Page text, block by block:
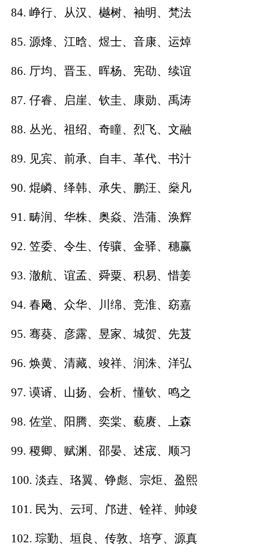
84. 峥行、从汉、樾树、袖明、梵法
85. 源烽、江晗、煜士、音康、运焯
86. 厅均、晋玉、晖杨、宪劭、续谊
87. 仔睿、启崖、钦圭、康勋、禹涛
88. 丛光、祖绍、奇瞳、烈飞、文融
89. 见宾、前承、自丰、革代、书汁
90. 焜嶙、绎韩、承失、鹏汪、燊凡
91. 畴润、华株、奥焱、浩蒲、涣辉
92. 笠委、令生、传骧、金驿、穗赢
93. 澈航、谊孟、舜粟、积易、惜姜
94. 春飏、众华、川绵、竞淮、窈嘉
95. 骞葵、彦露、昱家、城贺、先芨
96. 焕黄、清藏、竣祥、润洙、洋弘
97. 谟谞、山扬、会析、懂钦、鸣之
98. 佐堂、阳腾、奕棠、藐赓、上森
99. 稷卿、赋渊、邵晏、述宬、顺习
100. 淡垚、珞翼、铮彪、宗炬、盈熙
101. 民为、云珂、邝进、铨祥、帅竣
102. 琮勤、垣良、传敦、培亨、源真